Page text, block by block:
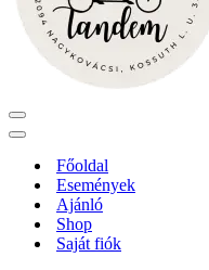
Navigation
Menu
Navigation
Főoldal
Események
Ajánló
Shop
Saját fiók